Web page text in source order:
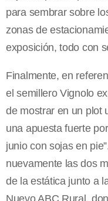
para sembrar sobre
zonas de
exposición, todo con
Finalmente, en
el semillero Vignolo
de mostrar en un plot
una apuesta fuerte
junio con sojas en
nuevamente las dos
de la estática junto a